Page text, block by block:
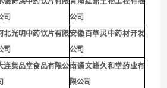
司
公司
北光明中药饮片有限
司
安徽百草灵中药材开发
公司
连集品堂食品有限公南通文峰久和堂药业有
限公司